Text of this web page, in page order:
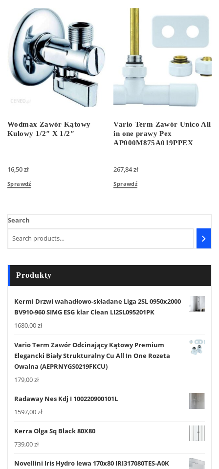
Wodmax Zawór Kątowy
Kulowy 1/2″ X 1/2″
16,50zł
Sprawdź
Vario Term Zawór Unico All
in one prawy Pex
AP000M875A019PPEX
267,84zł
Sprawdź
Search
Produkty
Kermi Drzwi wahadłowo-składane Liga 2SL 0950x2000
BV910-960 SIMG ESG klar Clean LI2SL095201PK
1680,00zł
Vario Term Zawór Odcinający Kątowy Premium
Elegancki Biały Strukturalny Cu All In One Rozeta
Owalna (AEPRNYGS0219FKCU)
179,00zł
Radaway Nes Kdj I 100220900101L
1597,00zł
Kerra Olga Sq Black 80X80
739,00zł
Novellini Iris Hydro lewa 170x80 IRI317080TES-A0K